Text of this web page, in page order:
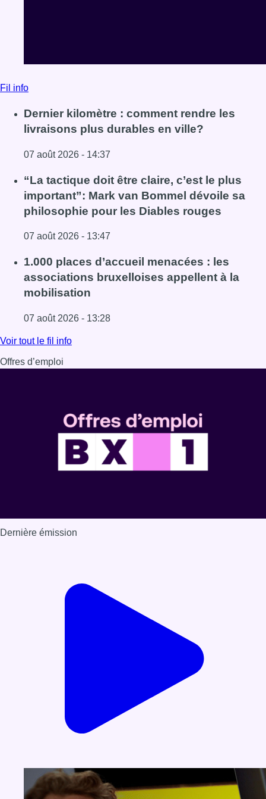
Fil info
Dernier kilomètre : comment rendre les
livraisons plus durables en ville?
07 août 2026 - 14:37
Lire l'article Dernier kilomètre : comment rendre les
“La tactique doit être claire, c’est le plus
important”: Mark van Bommel dévoile sa
philosophie pour les Diables rouges
07 août 2026 - 13:47
Lire l'article “La tactique doit être claire, c’est le plus
1.000 places d’accueil menacées : les
associations bruxelloises appellent à la
mobilisation
07 août 2026 - 13:28
Lire l'article 1.000 places d’accueil menacées : les
Voir tout le fil info
Offres d’emploi
Dernière émission